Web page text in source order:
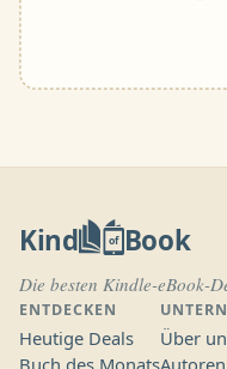
Kind of Book
Die besten Kindle-eBook-
ENTDECKEN
Heutige Deals
Buch des Monats
Über